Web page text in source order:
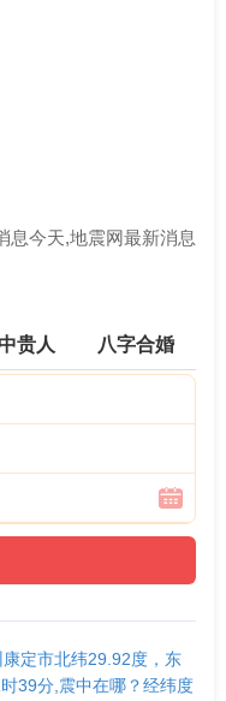
息今天,地震网最新消息
贵人 八字合婚
定市北纬29.92度，东
39分,震中在哪？经纬度